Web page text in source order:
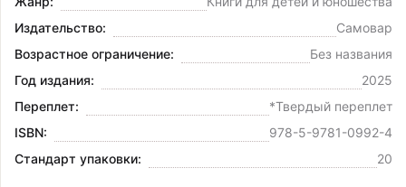
Издательство:
Самовар
Возрастное ограничение:
Без названия
Год издания:
2025
Переплет:
*Твердый переплет
ISBN:
978-5-9781-0992-4
Стандарт упаковки:
20